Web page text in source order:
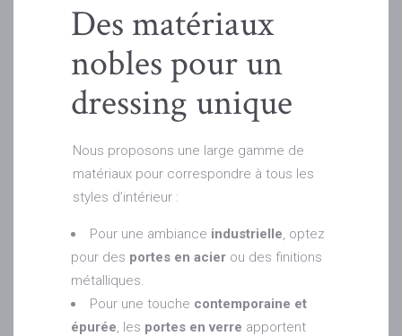
Des matériaux
nobles pour un
dressing unique
Nous proposons une large gamme de
matériaux pour correspondre à tous les
styles d’intérieur :
Pour une ambiance industrielle, optez
pour des portes en acier ou des finitions
métalliques.
Pour une touche contemporaine et
épurée, les portes en verre apportent